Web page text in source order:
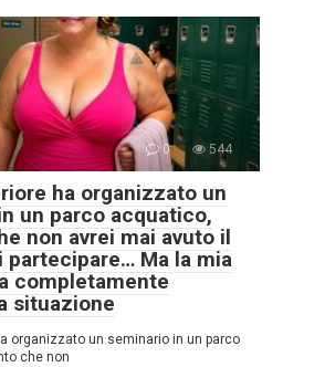
0 544
ha organizzato un
un parco acquatico,
non avrei mai avuto il
partecipare… Ma la mia
completamente
situazione
organizzato un seminario in un parco
che non